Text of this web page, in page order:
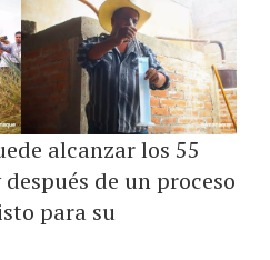
alcanzar los 55
de un proceso
para su